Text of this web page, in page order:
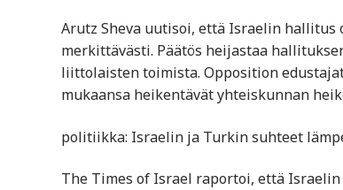
Arutz Sheva uutisoi, että Israelin hallitus
merkittävästi. Päätös heijastaa
liittolaisten toimista. Opposition
mukaansa heikentävät yhteiskunnan
politiikka: Israelin ja Turkin suhteet
The Times of Israel raportoi, että